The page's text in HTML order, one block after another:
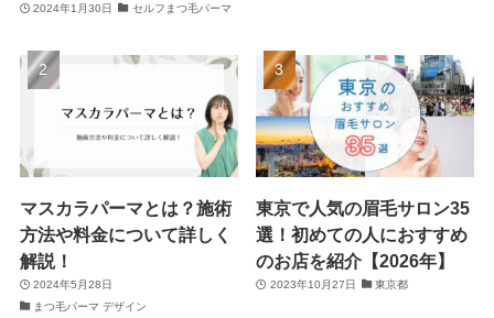
2024年1月30日 セルフまつ毛パーマ
マスカラパーマとは？施術
方法や料金について詳しく
解説！
2024年5月28日
まつ毛パーマ デザイン
東京で人気の眉毛サロン35
選！初めての人におすすめ
のお店を紹介【2026年】
2023年10月27日 東京都